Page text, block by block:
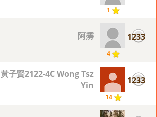
1
1233
4
阿霶
1233
14
黃子賢2122-4C Wong Tsz
Yin